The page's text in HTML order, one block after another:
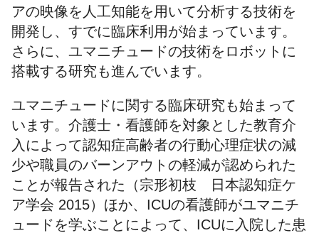
アの映像を人工知能を用いて分析する技術を
開発し、すでに臨床利用が始まっています。
さらに、ユマニチュードの技術をロボットに
搭載する研究も進んでいます。
ユマニチュードに関する臨床研究も始まって
います。介護士・看護師を対象とした教育介
入によって認知症高齢者の行動心理症状の減
少や職員のバーンアウトの軽減が認められた
ことが報告された（宗形初枝 日本認知症ケ
ア学会 2015）ほか、ICUの看護師がユマニチ
ュードを学ぶことによって、ICUに入院した患